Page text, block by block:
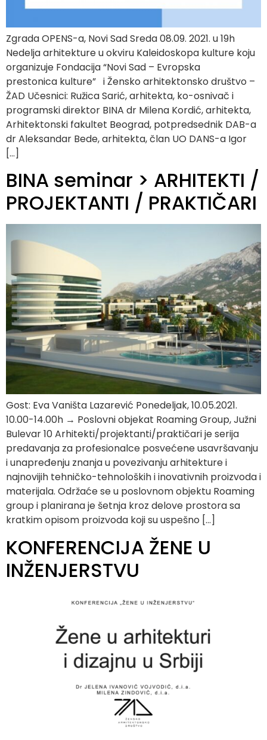
Zgrada OPENS-a, Novi Sad Sreda 08.09. 2021. u 19h
Nedelja arhitekture u okviru Kaleidoskopa kulture koju
organizuje Fondacija “Novi Sad – Evropska
prestonica kulture” i Žensko arhitektonsko društvo –
ŽAD Učesnici: Ružica Sarić, arhitekta, ko-osnivač i
programski direktor BINA dr Milena Kordić, arhitekta,
Arhitektonski fakultet Beograd, potpredsednik DAB-a
dr Aleksandar Bede, arhitekta, član UO DANS-a Igor
[…]
BINA seminar > ARHITEKTI /
PROJEKTANTI / PRAKTIČARI
Gost: Eva Vaništa Lazarević Ponedeljak, 10.05.2021.
10.00-14.00h → Poslovni objekat Roaming Group, Južni
Bulevar 10 Arhitekti/projektanti/praktičari je serija
predavanja za profesionalce posvećene usavršavanju
i unapređenju znanja u povezivanju arhitekture i
najnovijih tehničko-tehnoloških i inovativnih proizvoda i
materijala. Održaće se u poslovnom objektu Roaming
group i planirana je šetnja kroz delove prostora sa
kratkim opisom proizvoda koji su uspešno […]
KONFERENCIJA ŽENE U
INŽENJERSTVU